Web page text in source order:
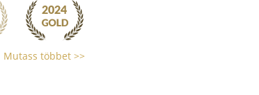
Mutass többet >>